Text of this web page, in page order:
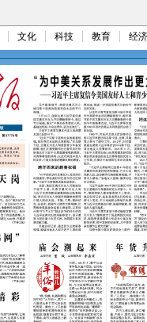
文化 科技 教育 经济